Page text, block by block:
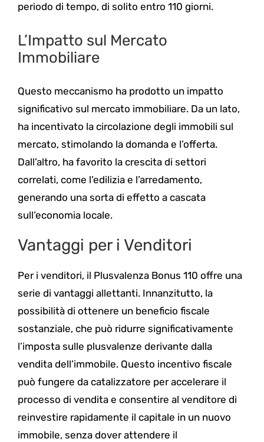
periodo di tempo, di solito entro 110 giorni.
L’Impatto sul Mercato
Immobiliare
Questo meccanismo ha prodotto un impatto
significativo sul mercato immobiliare. Da un lato,
ha incentivato la circolazione degli immobili sul
mercato, stimolando la domanda e l’offerta.
Dall’altro, ha favorito la crescita di settori
correlati, come l’edilizia e l’arredamento,
generando una sorta di effetto a cascata
sull’economia locale.
Vantaggi per i Venditori
Per i venditori, il Plusvalenza Bonus 110 offre una
serie di vantaggi allettanti. Innanzitutto, la
possibilità di ottenere un beneficio fiscale
sostanziale, che può ridurre significativamente
l’imposta sulle plusvalenze derivante dalla
vendita dell’immobile. Questo incentivo fiscale
può fungere da catalizzatore per accelerare il
processo di vendita e consentire al venditore di
reinvestire rapidamente il capitale in un nuovo
immobile, senza dover attendere il